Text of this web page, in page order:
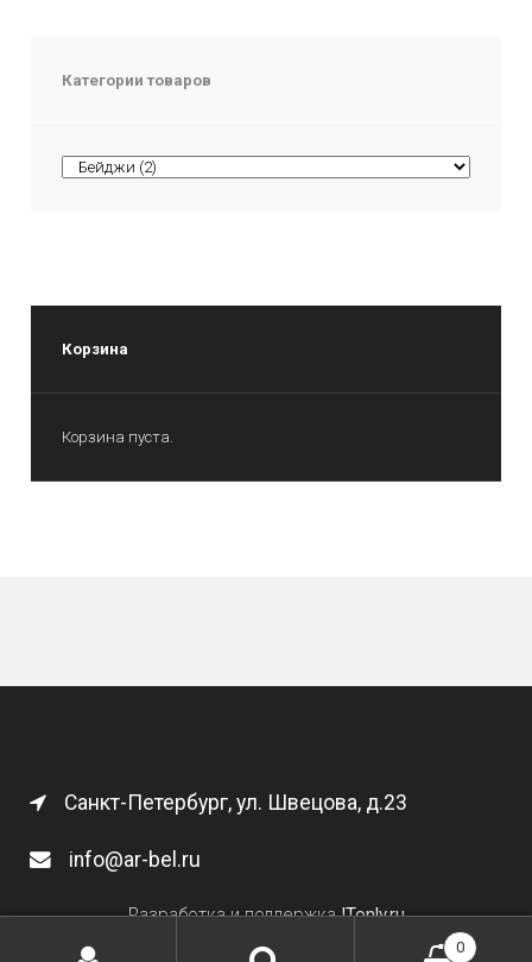
Категории товаров
Корзина
Корзина пуста.
Санкт-Петербург, ул. Швецова, д.23
info@ar-bel.ru
Разработка и поддержкаITonly.ru
0